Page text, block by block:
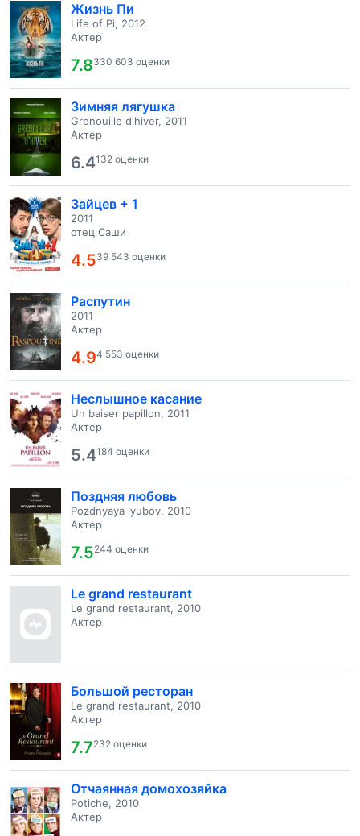
Жизнь Пи
Life of Pi, 2012
Актер
7.8330 603 оценки
Зимняя лягушка
Grenouille d'hiver, 2011
Актер
6.4132 оценки
Зайцев + 1
2011
отец Саши
4.539 543 оценки
Распутин
2011
Актер
4.94 553 оценки
Неслышное касание
Un baiser papillon, 2011
Актер
5.4184 оценки
Поздняя любовь
Pozdnyaya lyubov, 2010
Актер
7.5244 оценки
Le grand restaurant
Le grand restaurant, 2010
Актер
Большой ресторан
Le grand restaurant, 2010
Актер
7.7232 оценки
Отчаянная домохозяйка
Potiche, 2010
Актер